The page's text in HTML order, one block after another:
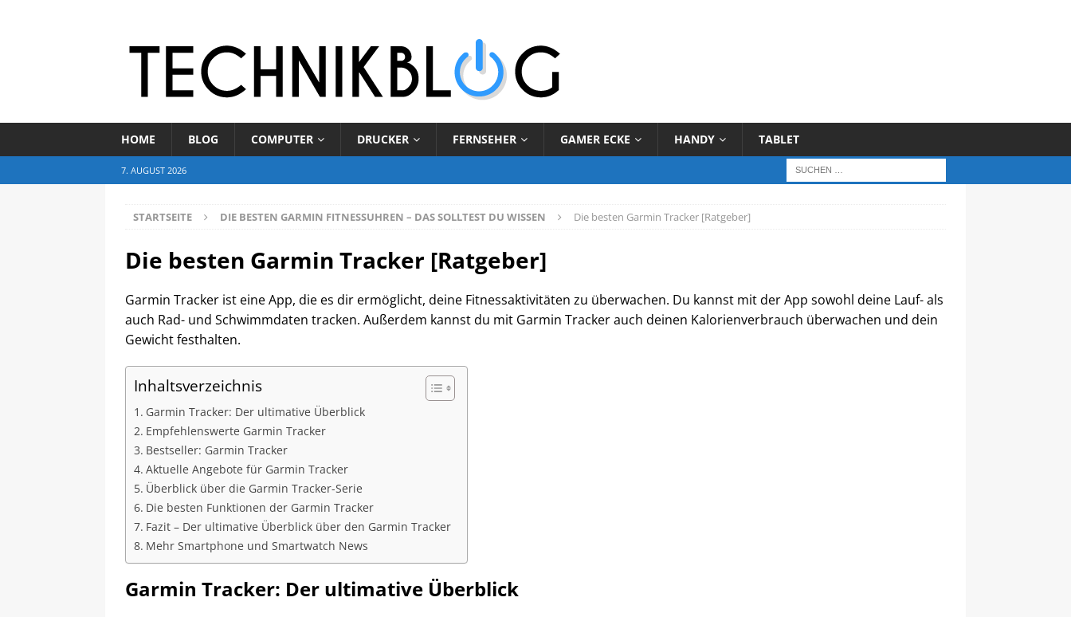
HOME BLOG COMPUTER DRUCKER FERNSEHER GAMER ECKE HANDY TABLET
7. AUGUST 2026
STARTSEITE DIE BESTEN GARMIN FITNESSUHREN – DAS SOLLTEST DU WISSEN Die besten Garmin Tracker [Ratgeber]
Die besten Garmin Tracker [Ratgeber]
Garmin Tracker ist eine App, die es dir ermöglicht, deine Fitnessaktivitäten zu überwachen. Du kannst mit der App sowohl deine Lauf- als
auch Rad- und Schwimmdaten tracken. Außerdem kannst du mit Garmin Tracker auch deinen Kalorienverbrauch überwachen und dein
Gewicht festhalten.
Inhaltsverzeichnis
Garmin Tracker: Der ultimative Überblick
Empfehlenswerte Garmin Tracker
Bestseller: Garmin Tracker
Aktuelle Angebote für Garmin Tracker
Überblick über die Garmin Tracker-Serie
Die besten Funktionen der Garmin Tracker
Fazit – Der ultimative Überblick über den Garmin Tracker
Mehr Smartphone und Smartwatch News
Garmin Tracker: Der ultimative Überblick